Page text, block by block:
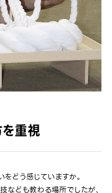
重視
どう感じていますか。
ども教わる場所でしたが、